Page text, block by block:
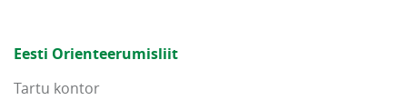
Eesti Orienteerumisliit
Tartu kontor